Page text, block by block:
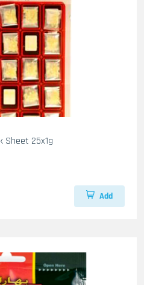
Gewuerz Mistike Abido-Musk Sheet 25x1g
Add